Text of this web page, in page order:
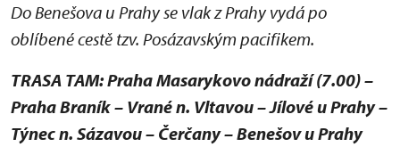
Do Benešova u Prahy se vlak z Prahy vydá po
oblíbené cestě tzv. Posázavským pacifikem.
TRASA TAM: Praha Masarykovo nádraží (7.00) –
Praha Braník – Vrané n. Vltavou – Jílové u Prahy –
Týnec n. Sázavou – Čerčany – Benešov u Prahy